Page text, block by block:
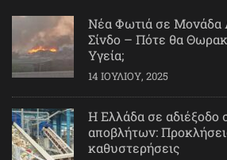
Νέα Φωτιά σε Μονάδα
Σίνδο – Πότε θα
Υγεία;
14 ΙΟΥΛΊΟΥ, 2025
Η Ελλάδα σε αδιέξοδο
αποβλήτων:
καθυστερήσεις